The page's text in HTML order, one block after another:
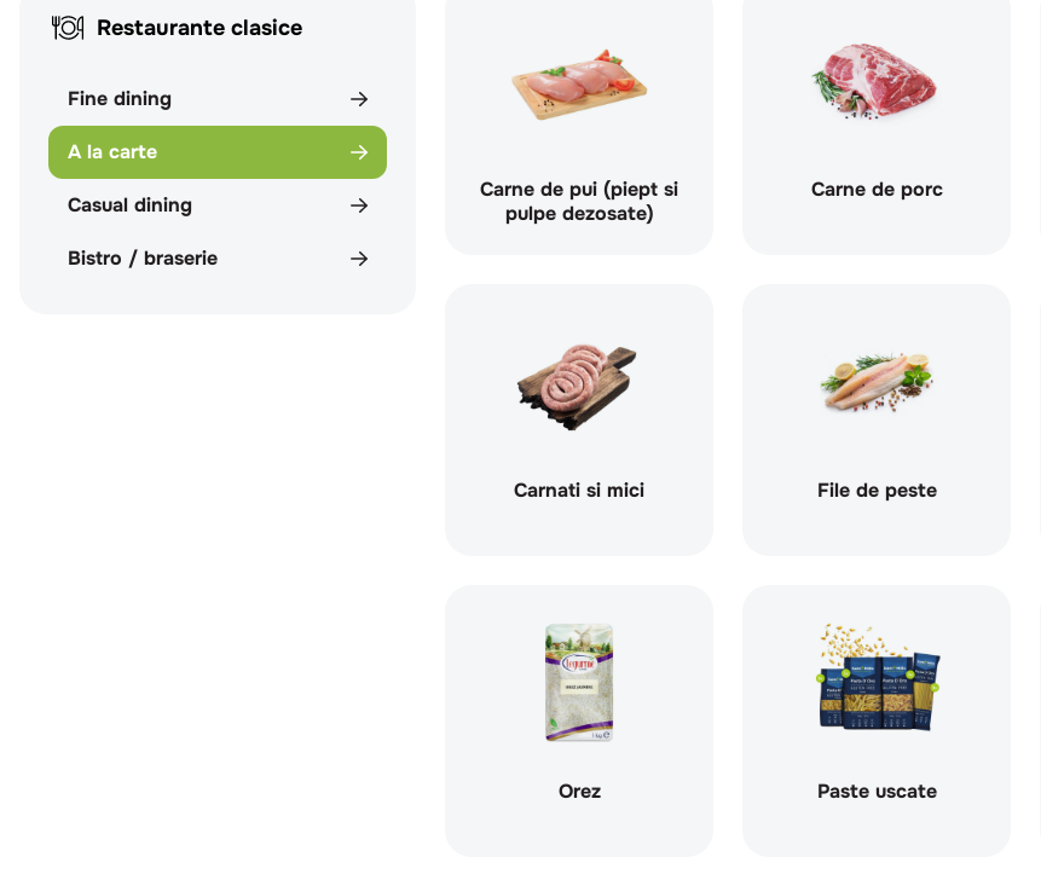
10
Restaurante clasice
Fine dining
A la carte
Casual dining
Bistro / braserie
Carne de pui (piept si
pulpe dezosate)
Carne de porc
Carnati si mici File de peste
Orez Paste uscate